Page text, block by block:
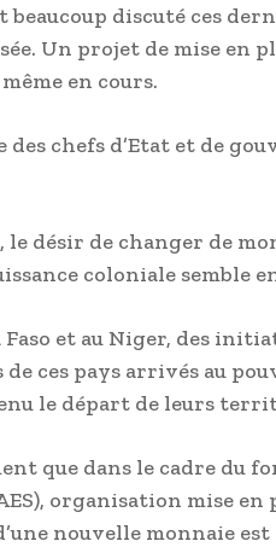
beaucoup discuté ces
Un projet de mise en
en cours.
chefs d’Etat et de
le désir de changer de
coloniale semble
et au Niger, des
ces pays arrivés au
le départ de leurs
que dans le cadre du
organisation mise
nouvelle monnaie est